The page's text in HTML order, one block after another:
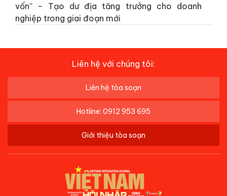
vốn” - Tạo dư địa tăng trưởng cho doanh
nghiệp trong giai đoạn mới
Liên hệ với chúng tôi:
Liên hệ tòa soạn
Hotline: 0912 953 695
Giới thiệu tòa soạn